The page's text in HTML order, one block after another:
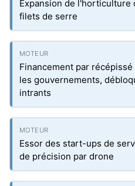
Expansion de l'horticulture
filets de serre
Financement par
les gouvernements,
intrants
Essor des start-ups de
de précision par drone